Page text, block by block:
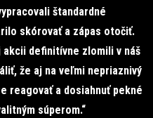
štandardné
skórovať a zápas otočiť.
akcii definitívne zlomili v náš
že aj na veľmi nepriaznivý
reagovať a dosiahnuť pekné
súperom.“